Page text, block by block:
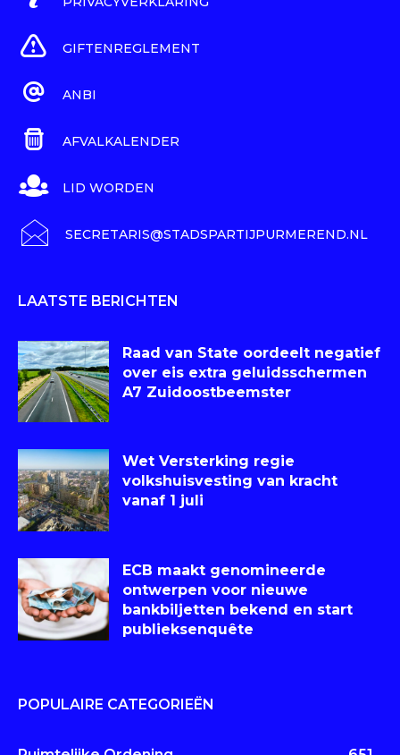
GIFTENREGLEMENT
ANBI
AFVALKALENDER
LID WORDEN
SECRETARIS@STADSPARTIJPURMEREND.NL
LAATSTE BERICHTEN
Raad van State oordeelt negatief
over eis extra geluidsschermen
A7 Zuidoostbeemster
Wet Versterking regie
volkshuisvesting van kracht
vanaf 1 juli
ECB maakt genomineerde
ontwerpen voor nieuwe
bankbiljetten bekend en start
publieksenquête
POPULAIRE CATEGORIEËN